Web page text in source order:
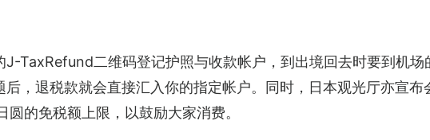
J-TaxRefund二维码登记护照与收款帐户，到出境回去时要到机
，退税款就会直接汇入你的指定帐户。同时，日本观光厅亦宣
的免税额上限，以鼓励大家消费。